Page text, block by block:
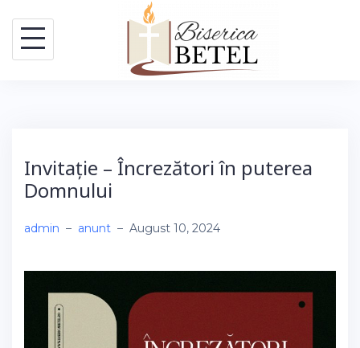
content
Invitație – Încrezători în puterea
Domnului
admin – anunt – August 10, 2024